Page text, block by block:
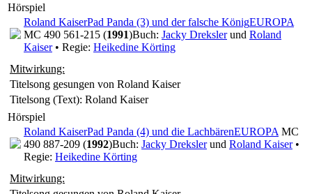
Hörspiel
Roland KaiserPad Panda (3) und der falsche KönigEUROPA
MC 490 561-215 (1991)Buch: Jacky Drekslerund Roland
Kaiser• Regie: Heikedine Körting
Mitwirkung:
Titelsong gesungen von Roland Kaiser
Titelsong (Text): Roland Kaiser
Hörspiel
Roland KaiserPad Panda (4) und die LachbärenEUROPA MC
490 887-209 (1992)Buch: Jacky Drekslerund Roland Kaiser•
Regie: Heikedine Körting
Mitwirkung: